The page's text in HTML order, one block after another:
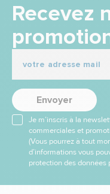
Recevez
Envoyer
Je m’inscris à la
commerciales et
(Vous pourrez à tout
d’informations vous
protection des données